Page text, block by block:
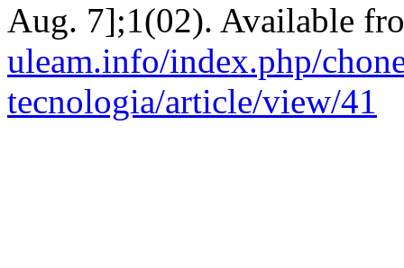
Aug. 7];1(02). Available
uleam.info/index.php/
tecnologia/article/view/41